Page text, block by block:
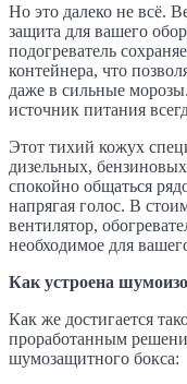
Но это далеко не всё.
защита для вашего
подогреватель
контейнера, что
даже в сильные
источник питания
Этот тихий кожух
дизельных,
спокойно общаться
напрягая голос. В
вентилятор,
необходимое для
Как устроена
Как же достигается
проработанным
шумозащитного бокса: